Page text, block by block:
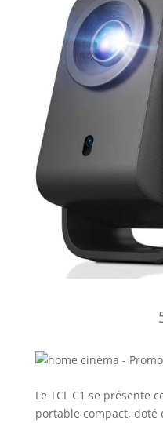
Le TCL C1 se présente
portable compact, doté